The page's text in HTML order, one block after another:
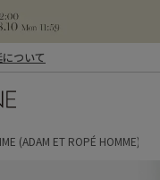
ついて
(ADAM ET ROPÉ HOMME)